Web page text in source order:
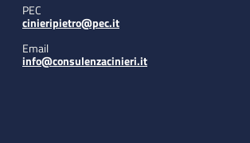
PEC
cinieripietro@pec.it
Email
info@consulenzacinieri.it